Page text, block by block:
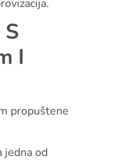
I
propuštene
jedna od